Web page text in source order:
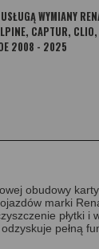
WYMIANY
CAPTUR,
2008 - 2025
obudowy
marki
płytki i
pełną